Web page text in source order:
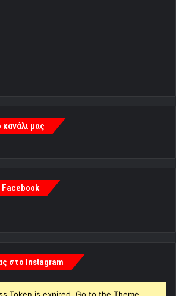
μας
Facebook
στο Instagram